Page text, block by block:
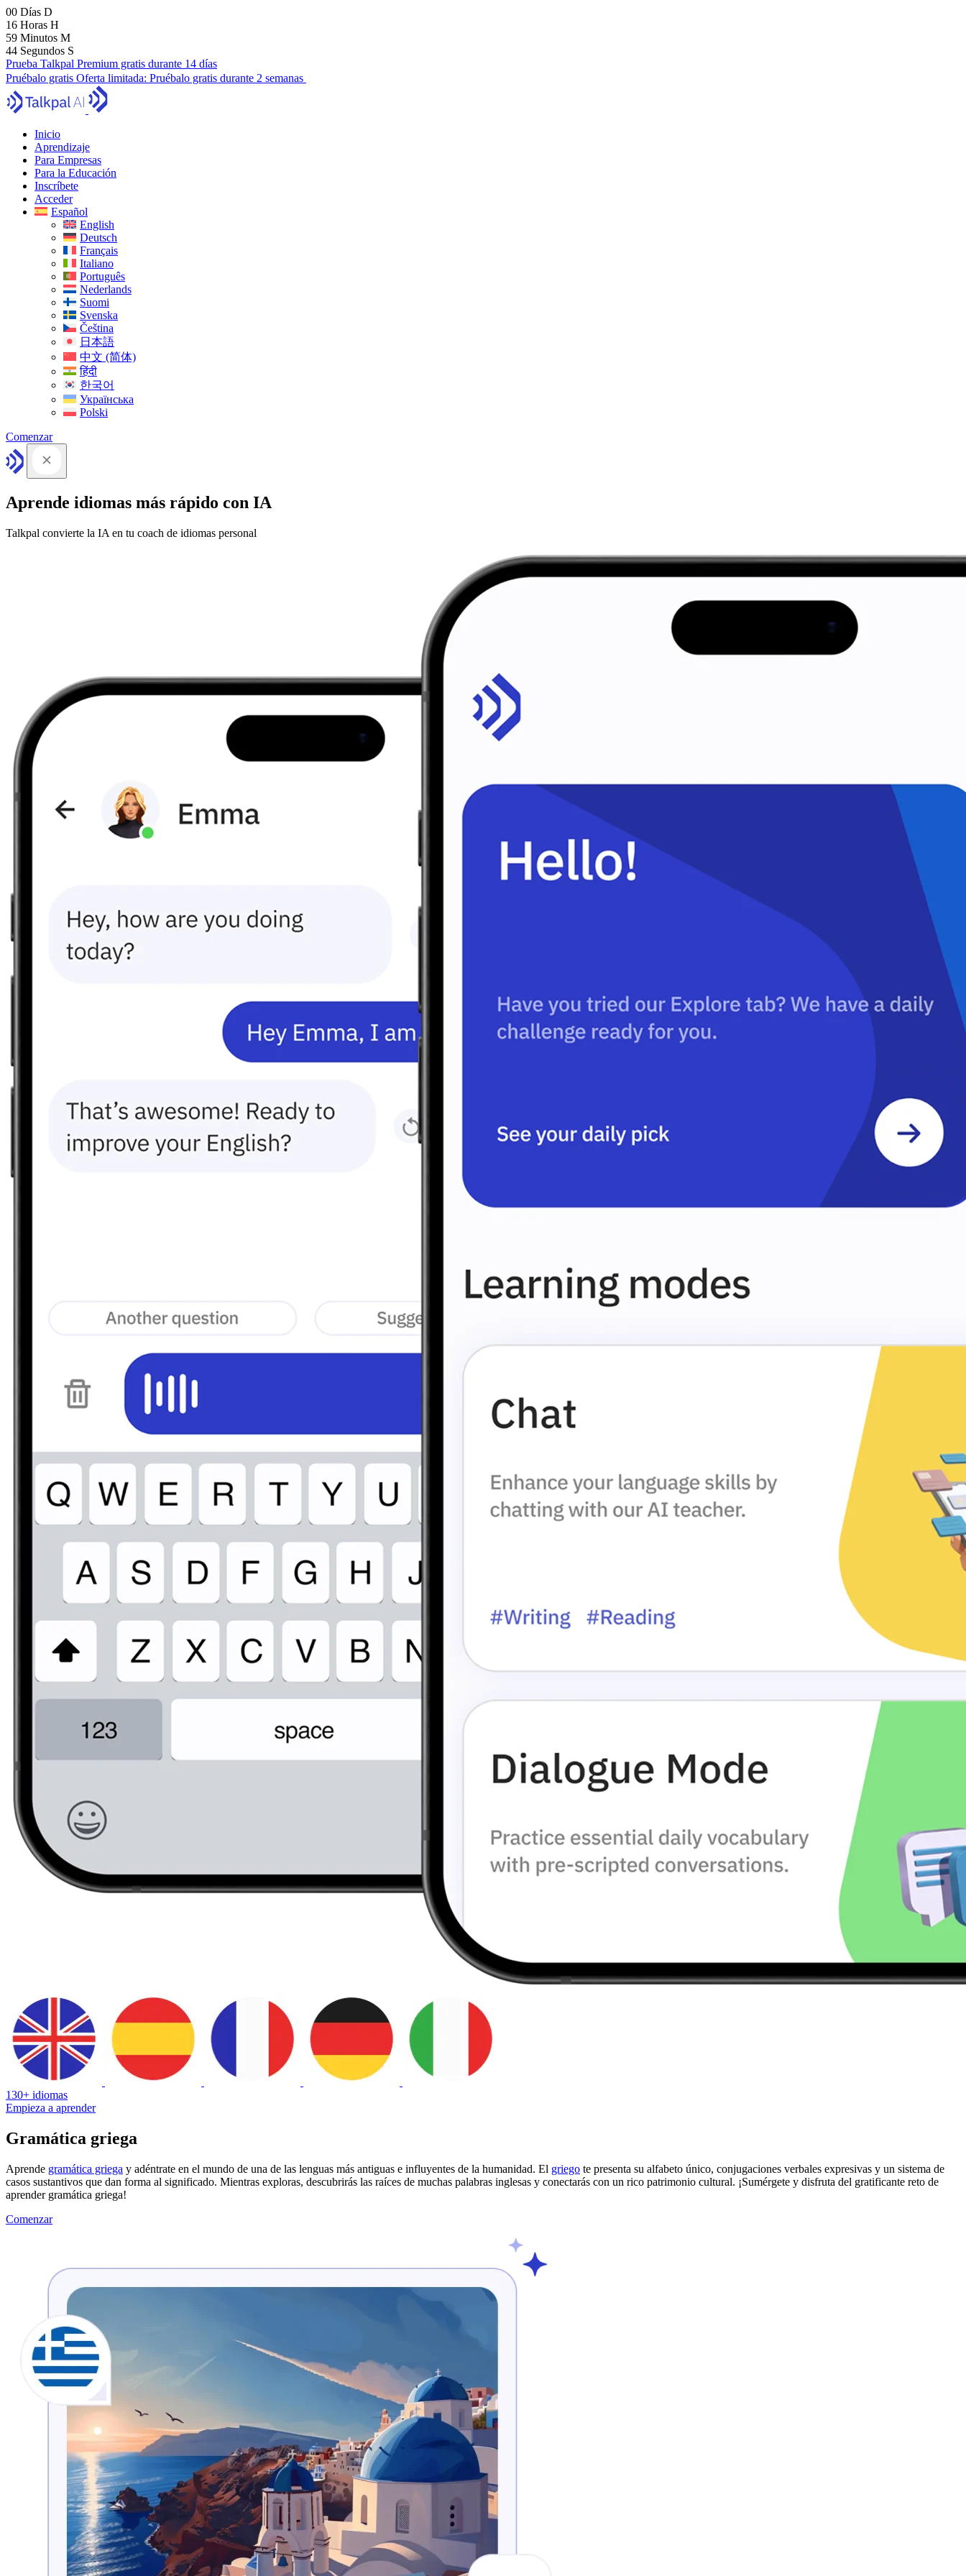
00 Días D
16 Horas H
59 Minutos M
43 Segundos S
Prueba Talkpal Premium gratis durante 14 días
Pruébalo gratis Oferta limitada: Pruébalo gratis durante 2 semanas
Inicio
Aprendizaje
Para Empresas
Para la Educación
Inscríbete
Acceder
Español
English
Deutsch
Français
Italiano
Português
Nederlands
Suomi
Svenska
Čeština
日本語
中文 (简体)
हिंदी
한국어
Українська
Polski
Comenzar
Aprende idiomas más rápido con IA
Talkpal convierte la IA en tu coach de idiomas personal
130+ idiomas
Empieza a aprender
Gramática griega
Aprende gramática griega y adéntrate en el mundo de una de las lenguas más antiguas e influyentes de la humanidad. El griego te presenta su alfabeto único, conjugaciones verbales expresivas y un sistema de
casos sustantivos que dan forma al significado. Mientras exploras, descubrirás las raíces de muchas palabras inglesas y conectarás con un rico patrimonio cultural. ¡Sumérgete y disfruta del gratificante reto de
aprender gramática griega!
Comenzar